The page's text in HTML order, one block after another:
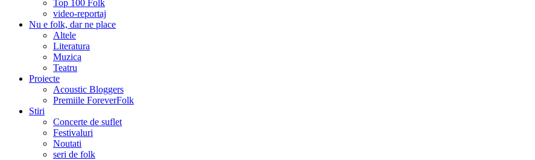
Top 100 Folk
video-reportaj
Nu e folk, dar ne place
Altele
Literatura
Muzica
Teatru
Proiecte
Acoustic Bloggers
Premiile ForeverFolk
Stiri
Concerte de suflet
Festivaluri
Noutati
seri de folk